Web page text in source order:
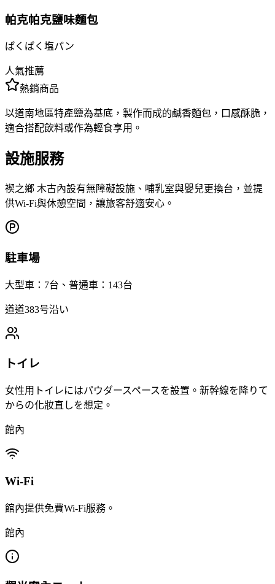
帕克帕克鹽味麵包
ぱくぱく塩パン
人氣推薦
熱銷商品
以道南地區特產鹽為基底，製作而成的鹹香麵包，口感酥脆，
適合搭配飲料或作為輕食享用。
設施服務
禊之鄉 木古內設有無障礙設施、哺乳室與嬰兒更換台，並提
供Wi-Fi與休憩空間，讓旅客舒適安心。
駐車場
大型車：7台、普通車：143台
道道383号沿い
トイレ
女性用トイレにはパウダースペースを設置。新幹線を降りて
からの化妝直しを想定。
館內
Wi-Fi
館內提供免費Wi-Fi服務。
館內